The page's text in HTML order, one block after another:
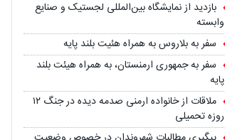
بازدید از نمایشگاه بین‌المللی لجستیک و صنایع
وابسته
سفر به بلاروس به همراه هئیت بلند پایه
سفر به جمهوری ارمنستان، به همراه هیئت بلند
پایه
ملاقات از خانواده ارمنی صدمه دیده در جنگ ۱۲
روزه تحمیلی